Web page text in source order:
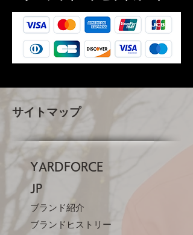
サイトマップ
YARDFORCE
JP​
ブランド紹介
ブランドヒストリー